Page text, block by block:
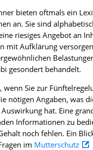
bieten oftmals ein
an. Sie sind
riesiges Angebot an
mit Aufklärung
gesondert behandelt.
wenn Sie zur
nötigen Angaben, was
hat. Eine
Informationen zu
noch fehlen. Ein
im Mutterschutz